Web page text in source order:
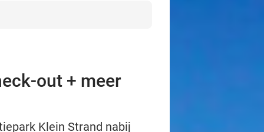
out + meer
Klein Strand nabij